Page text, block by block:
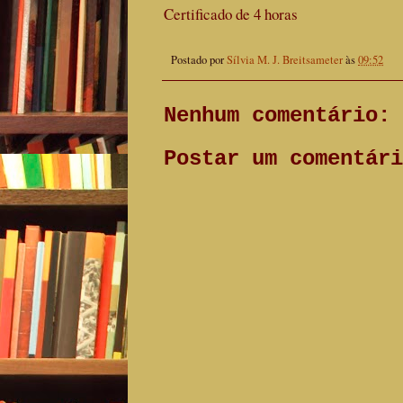
Certificado de 4 horas
Postado porSílvia M. J. Breitsameteràs09:52
Nenhum comentário:
Postar um